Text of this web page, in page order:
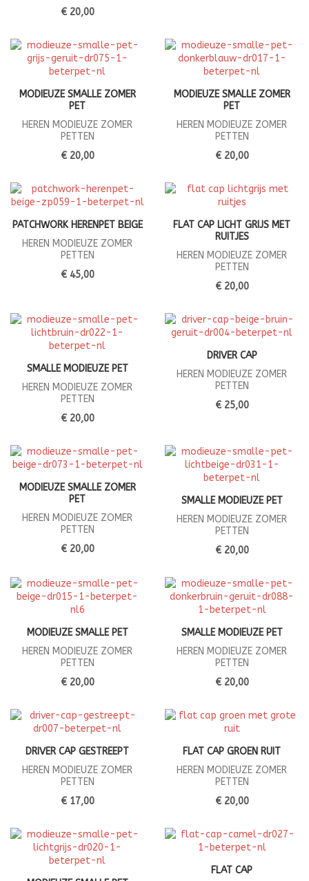
€ 20,00
MODIEUZE SMALLE ZOMER
PET
HEREN MODIEUZE ZOMER
PETTEN
€ 20,00
MODIEUZE SMALLE ZOMER
PET
HEREN MODIEUZE ZOMER
PETTEN
€ 20,00
PATCHWORK HERENPET BEIGE
HEREN MODIEUZE ZOMER
PETTEN
€ 45,00
FLAT CAP LICHT GRIJS MET
RUITJES
HEREN MODIEUZE ZOMER
PETTEN
€ 20,00
SMALLE MODIEUZE PET
HEREN MODIEUZE ZOMER
PETTEN
€ 20,00
DRIVER CAP
HEREN MODIEUZE ZOMER
PETTEN
€ 25,00
MODIEUZE SMALLE ZOMER
PET
HEREN MODIEUZE ZOMER
PETTEN
€ 20,00
SMALLE MODIEUZE PET
HEREN MODIEUZE ZOMER
PETTEN
€ 20,00
MODIEUZE SMALLE PET
HEREN MODIEUZE ZOMER
PETTEN
€ 20,00
SMALLE MODIEUZE PET
HEREN MODIEUZE ZOMER
PETTEN
€ 20,00
DRIVER CAP GESTREEPT
HEREN MODIEUZE ZOMER
PETTEN
€ 17,00
FLAT CAP GROEN RUIT
HEREN MODIEUZE ZOMER
PETTEN
€ 20,00
FLAT CAP